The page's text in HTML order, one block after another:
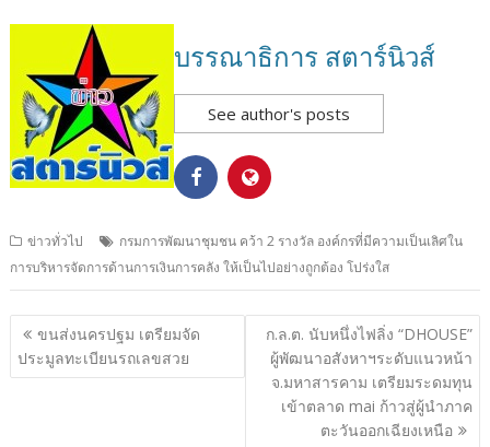
บรรณาธิการ สตาร์นิวส์
See author's posts
ข่าวทั่วไป
กรมการพัฒนาชุมชน คว้า 2 รางวัล องค์กรที่มีความเป็นเลิศใน
การบริหารจัดการด้านการเงินการคลัง ให้เป็นไปอย่างถูกต้อง โปร่งใส
แนะแนว
เรื่อง
ขนส่งนครปฐม เตรียมจัด
ประมูลทะเบียนรถเลขสวย
ก.ล.ต. นับหนึ่งไฟลิ่ง “DHOUSE”
ผู้พัฒนาอสังหาฯระดับแนวหน้า
จ.มหาสารคาม เตรียมระดมทุน
เข้าตลาด mai ก้าวสู่ผู้นำภาค
ตะวันออกเฉียงเหนือ